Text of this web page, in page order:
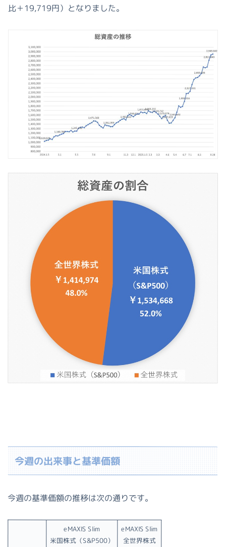
比＋19,719円）となりました。
今週の出来事と基準価額
今週の基準価額の推移は次の通りです。
eMAXIS Slim
米国株式（S&P500）
eMAXIS Slim
全世界株式